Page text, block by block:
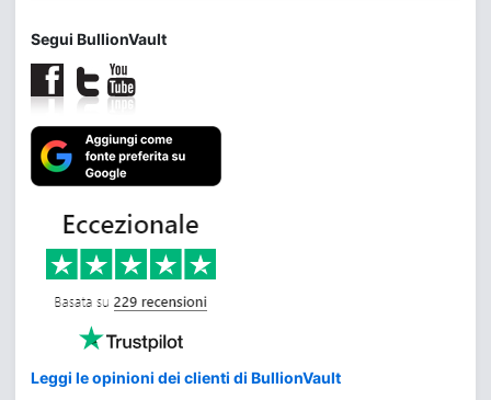
Segui BullionVault
Leggi le opinioni dei clienti di BullionVault